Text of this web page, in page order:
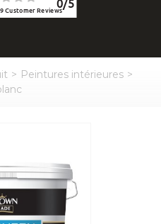
0/5
Customer Reviews
> Peintures intérieures >